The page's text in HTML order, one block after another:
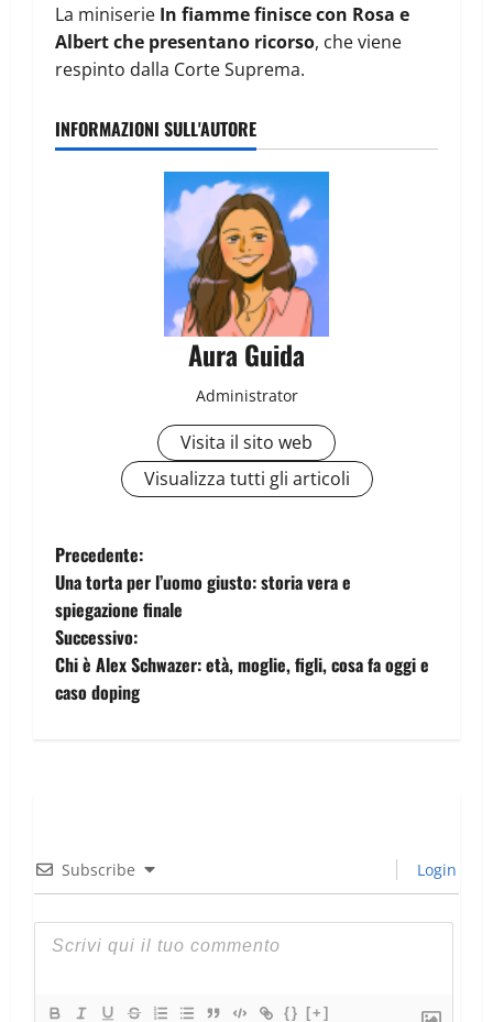
La miniserie In fiamme finisce con Rosa e
Albert che presentano ricorso, che viene
respinto dalla Corte Suprema.
INFORMAZIONI SULL'AUTORE
Aura Guida
Administrator
Visita il sito web
Visualizza tutti gli articoli
Precedente:
Una torta per l’uomo giusto: storia vera e
spiegazione finale
Successivo:
Chi è Alex Schwazer: età, moglie, figli, cosa fa oggi e
caso doping
Subscribe Login
{} [+]